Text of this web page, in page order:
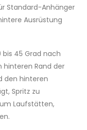
Standard-Anhänger
Ausrüstung
45 Grad nach
hinteren Rand der
den hinteren
Spritz zu
Laufstätten,